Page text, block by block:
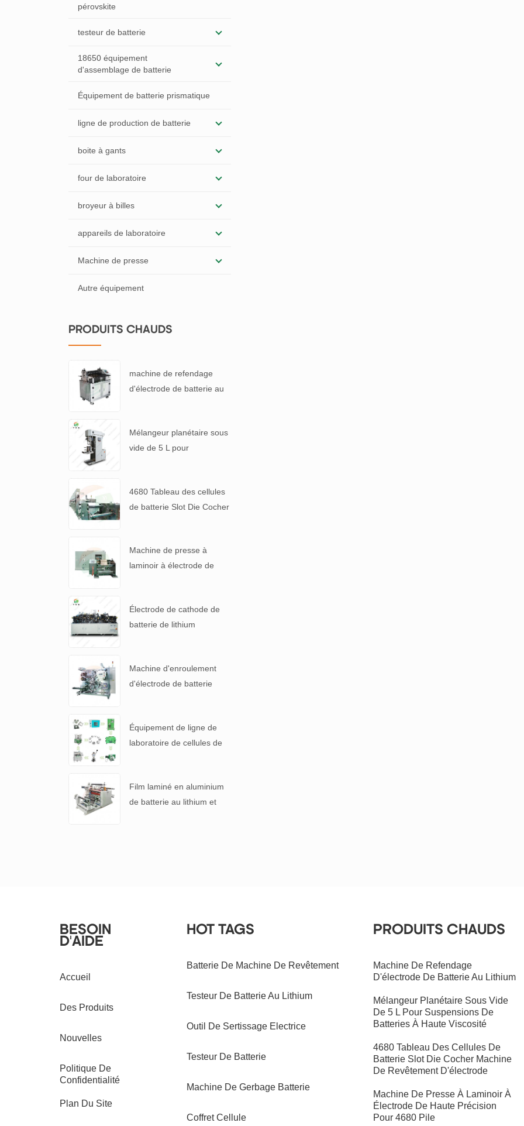
pérovskite
testeur de batterie
18650 équipement
d'assemblage de batterie
Équipement de batterie prismatique
ligne de production de batterie
boite à gants
four de laboratoire
broyeur à billes
appareils de laboratoire
Machine de presse
Autre équipement
PRODUITS CHAUDS
machine de refendage
d'électrode de batterie au
Mélangeur planétaire sous
vide de 5 L pour
4680 Tableau des cellules
de batterie Slot Die Cocher
Machine de presse à
laminoir à électrode de
Électrode de cathode de
batterie de lithium
Machine d'enroulement
d'électrode de batterie
Équipement de ligne de
laboratoire de cellules de
Film laminé en aluminium
de batterie au lithium et
BESOIN
D'AIDE
Accueil
Des Produits
Nouvelles
Politique De
Confidentialité
Plan Du Site
HOT TAGS
Batterie De Machine De Revêtement
Testeur De Batterie Au Lithium
Outil De Sertissage Electrice
Testeur De Batterie
Machine De Gerbage Batterie
Coffret Cellule
PRODUITS CHAUDS
Machine De Refendage
D'électrode De Batterie Au Lithium
Mélangeur Planétaire Sous Vide
De 5 L Pour Suspensions De
Batteries À Haute Viscosité
4680 Tableau Des Cellules De
Batterie Slot Die Cocher Machine
De Revêtement D'électrode
Machine De Presse À Laminoir À
Électrode De Haute Précision
Pour 4680 Pile